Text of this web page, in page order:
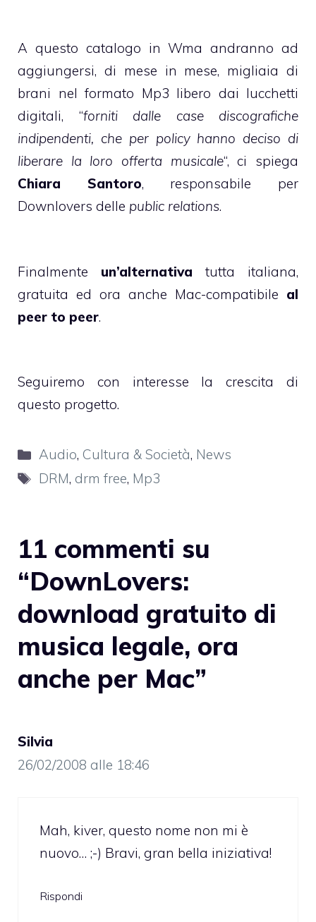
A questo catalogo in Wma andranno ad
aggiungersi, di mese in mese, migliaia di
brani nel formato Mp3 libero dai lucchetti
digitali, “forniti dalle case discografiche
indipendenti, che per policy hanno deciso di
liberare la loro offerta musicale“, ci spiega
Chiara Santoro, responsabile per
Downlovers delle public relations.
Finalmente un’alternativa tutta italiana,
gratuita ed ora anche Mac-compatibile al
peer to peer.
Seguiremo con interesse la crescita di
questo progetto.
Categorie
Audio, Cultura & Società, News
Tag
DRM, drm free, Mp3
11 commenti su
“DownLovers:
download gratuito di
musica legale, ora
anche per Mac”
Silvia
26/02/2008 alle 18:46
Mah, kiver, questo nome non mi è
nuovo… ;-) Bravi, gran bella iniziativa!
Rispondi